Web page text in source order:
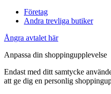
Företag
Andra trevliga butiker
Ångra avtalet här
Anpassa din shoppingupplevelse
Endast med ditt samtycke
att ge dig en personlig